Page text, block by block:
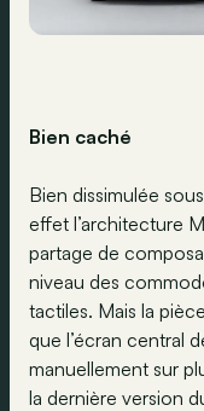
Bien caché
Bien dissimulée
effet l’architecture
partage de
niveau des
tactiles. Mais la
que l’écran central
manuellement sur
la dernière version